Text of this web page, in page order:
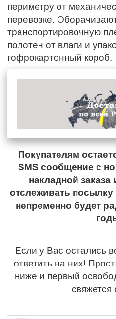
периметру от
перевозке.
транспортировочную
полотен от влаги и
гофрокартонный короб.
Покупателям
SMS сообщение с
накладной заказа
отслеживать посылку
непременно будет
Если у Вас остались
ответить на них!
ниже и первый
свяжется